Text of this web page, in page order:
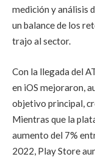
medición y análisis
un balance de los
trajo al sector.
Con la llegada del
en iOS mejoraron,
objetivo principal,
Mientras que la
aumento del 7%
2022, Play Store